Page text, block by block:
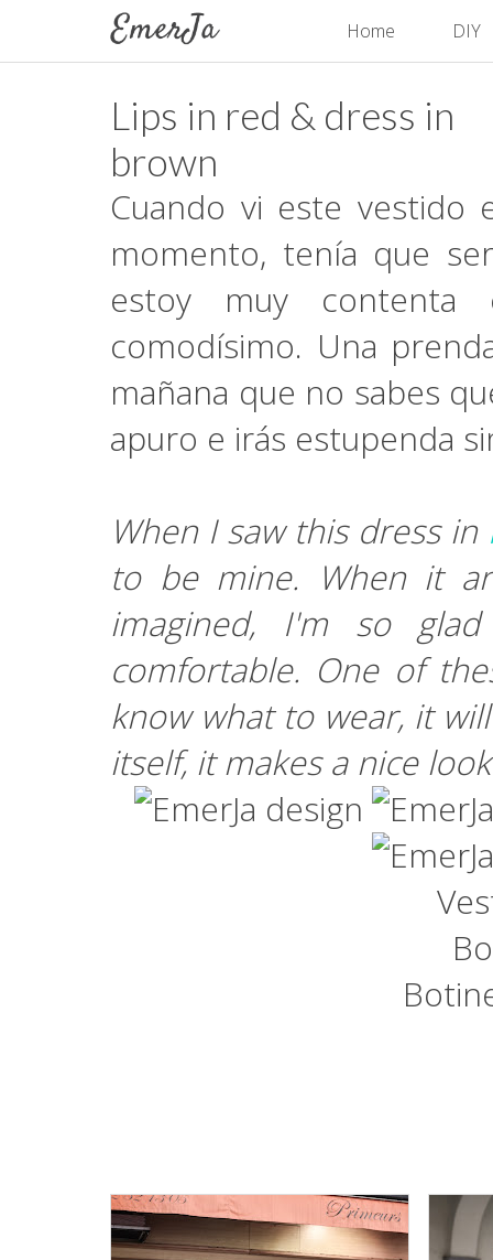
Home DIY
Lips in red & dress in
brown
Cuando vi este
momento, tenía que
estoy muy contenta
comodísimo. Una
mañana que no sabes
apuro e irás estupenda
When I saw this dress in
to be mine. When it
imagined, I'm so
comfortable. One of
know what to wear, it
itself, it makes a nice